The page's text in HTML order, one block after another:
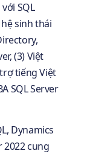
SQL
sinh thái
(3) Việt
tiếng Việt
SQL Server
Dynamics
2022 cung